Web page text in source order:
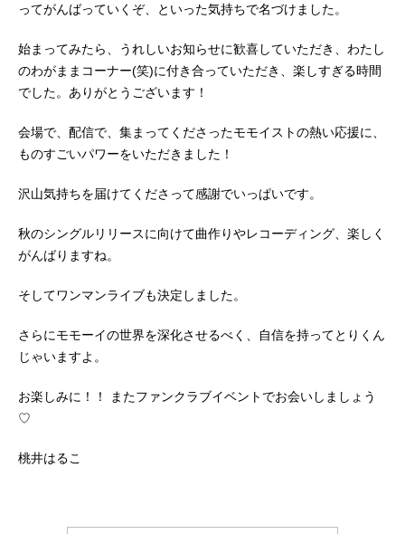
ってがんばっていくぞ、といった気持ちで名づけました。
始まってみたら、うれしいお知らせに歓喜していただき、わたし
のわがままコーナー(笑)に付き合っていただき、楽しすぎる時間
でした。ありがとうございます！
会場で、配信で、集まってくださったモモイストの熱い応援に、
ものすごいパワーをいただきました！
沢山気持ちを届けてくださって感謝でいっぱいです。
秋のシングルリリースに向けて曲作りやレコーディング、楽しく
がんばりますね。
そしてワンマンライブも決定しました。
さらにモモーイの世界を深化させるべく、自信を持ってとりくん
じゃいますよ。
お楽しみに！！ またファンクラブイベントでお会いしましょう
♡
桃井はるこ